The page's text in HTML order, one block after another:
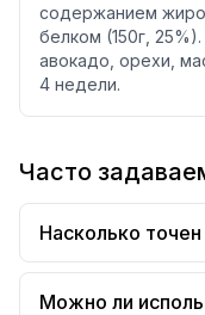
содержанием
белком (150г,
авокадо, орехи,
4 недели.
Часто
Насколько
Можно ли